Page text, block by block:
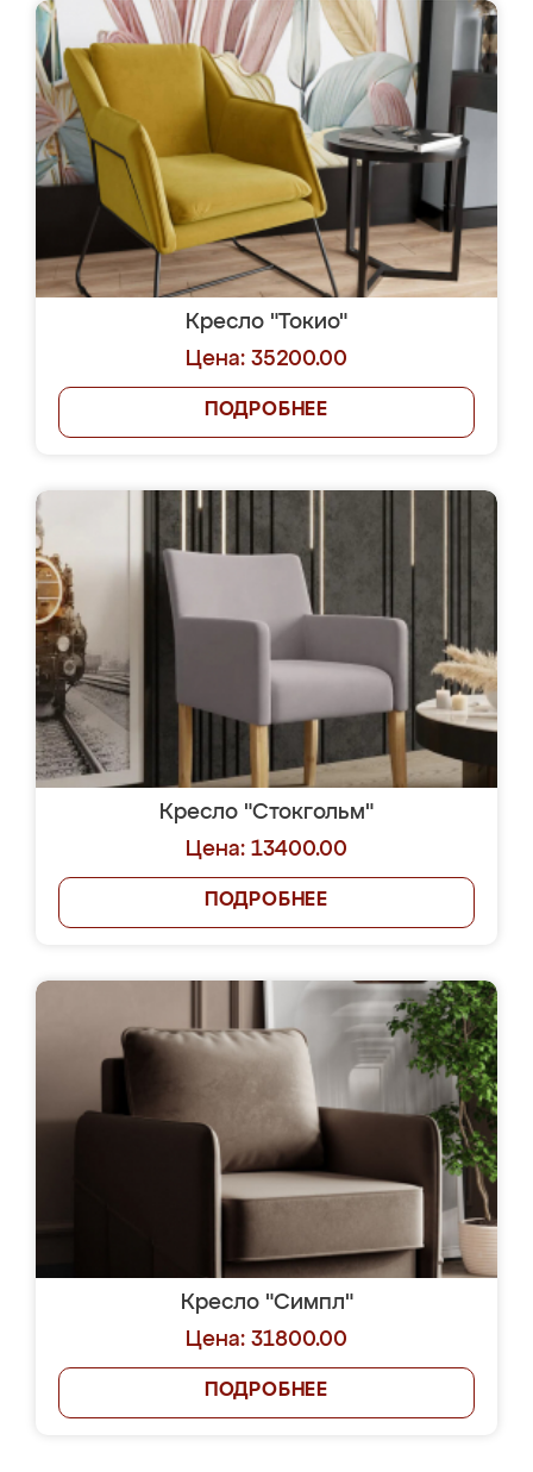
Кресло "Токио"
Цена: 35200.00
ПОДРОБНЕЕ
Кресло "Стокгольм"
Цена: 13400.00
ПОДРОБНЕЕ
Кресло "Симпл"
Цена: 31800.00
ПОДРОБНЕЕ